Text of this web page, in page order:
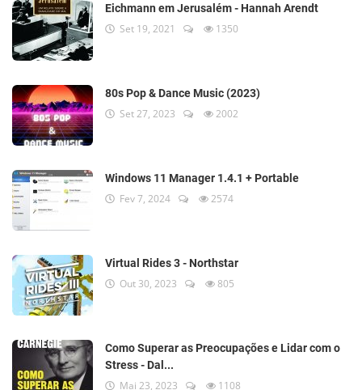
Eichmann em Jerusalém - Hannah Arendt
Set 19, 2021 1350
80s Pop & Dance Music (2023)
Set 27, 2023 2002
Windows 11 Manager 1.4.1 + Portable
Fev 7, 2024 2574
Virtual Rides 3 - Northstar
Out 30, 2023 805
Como Superar as Preocupações e Lidar com o
Stress - Dal...
Mai 23, 2023 1108